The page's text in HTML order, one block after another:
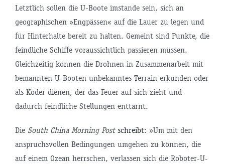
Letztlich sollen die U-Boote imstande sein, sich an
geographischen »Engpässen« auf die Lauer zu legen und
für Hinterhalte bereit zu halten. Gemeint sind Punkte, die
feindliche Schiffe voraussichtlich passieren müssen.
Gleichzeitig können die Drohnen in Zusammenarbeit mit
bemannten U-Booten unbekanntes Terrain erkunden oder
als Köder dienen, der das Feuer auf sich zieht und
dadurch feindliche Stellungen enttarnt.
Die South China Morning Post schreibt: »Um mit den
anspruchsvollen Bedingungen umgehen zu können, die
auf einem Ozean herrschen, verlassen sich die Roboter-U-